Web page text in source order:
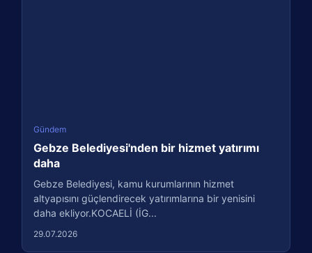
Gündem
Gebze Belediyesi'nden bir hizmet yatırımı
daha
Gebze Belediyesi, kamu kurumlarının hizmet
altyapısını güçlendirecek yatırımlarına bir yenisini
daha ekliyor.KOCAELİ (İG...
29.07.2026